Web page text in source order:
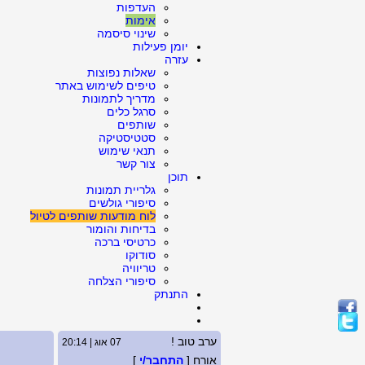
העדפות
אימות
שינוי סיסמה
יומן פעילות
עזרה
שאלות נפוצות
טיפים לשימוש באתר
מדריך לתמונות
סרגל כלים
שותפים
סטטיסטיקה
תנאי שימוש
צור קשר
תוכן
גלריית תמונות
סיפורי גולשים
לוח מודעות שותפים לטיול
בדיחות והומור
כרטיסי ברכה
סודוקו
טריוויה
סיפורי הצלחה
התנתק
ערב טוב ! 07 אוג | 20:14
אורח [ התחבר/י ]